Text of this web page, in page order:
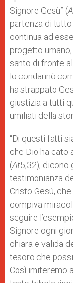
Signore Gesù” (
partenza di
continua ad
progetto
santo di fronte
lo condannò
ha strappato
giustizia a tutti
umiliati della
“Di questi fatti
che Dio ha dato
(At5,32), dicono
testimonianza
Cristo Gesù,
compiva
seguire
Signore ogni
chiara e valida
tesoro che
Così imiteremo